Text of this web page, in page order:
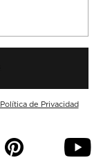
Política de Privacidad
p y